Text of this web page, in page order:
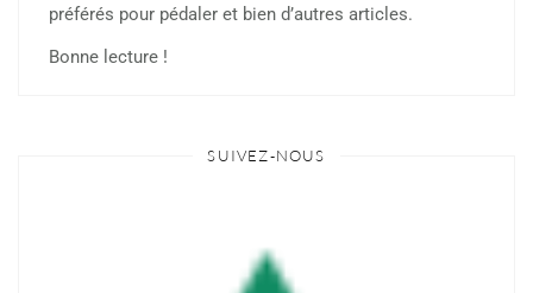
préférés pour pédaler et bien d’autres articles.
Bonne lecture !
SUIVEZ-NOUS